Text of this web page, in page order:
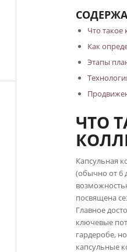
Что такое
Как
Этапы
ЧТО
Капсульная
(обычно от 6
посвящена
Главное
ключевые
гардеробе,
капсульные